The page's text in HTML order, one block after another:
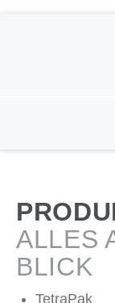
ALLES
BLICK
TetraPak